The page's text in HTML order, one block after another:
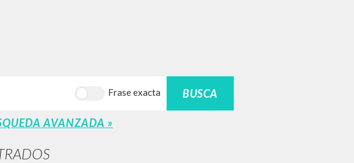
Frase exacta BUSCA
AVANZADA »